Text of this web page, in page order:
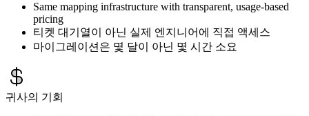
Same mapping infrastructure with transparent, usage-based
pricing
티켓 대기열이 아닌 실제 엔지니어에 직접 액세스
마이그레이션은 몇 달이 아닌 몇 시간 소요
귀사의 기회